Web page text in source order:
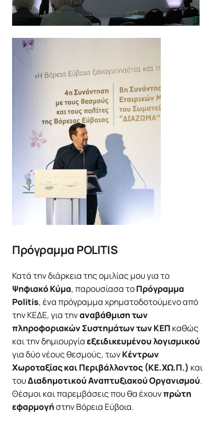
Πρόγραμμα POLITIS
Κατά την διάρκεια της ομιλίας μου για το
Ψηφιακό Κύμα, παρουσίασα τοΠρόγραμμα
Politis, ένα πρόγραμμα χρηματοδοτούμενο από
την ΚΕΔΕ, για τηναναβάθμιση των
πληροφοριακών Συστημάτων των ΚΕΠ καθώς
και την δημιουργίαεξειδικευμένου λογισμικού
για δύο νέους θεσμούς, τωνΚέντρων
Χωροταξίας και Περιβάλλοντος (ΚΕ.ΧΩ.Π.) και
τουΔιαδημοτικού Αναπτυξιακού Οργανισμού.
Θέσμοι και παρεμβάσεις που θα έχουνπρώτη
εφαρμογήστην Βόρεια Εύβοια.